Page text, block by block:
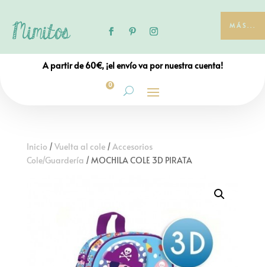
MÁS...
A partir de 60€, ¡el envío va por nuestra cuenta!
0
Inicio /Vuelta al cole/Accesorios
Cole/Guardería / MOCHILA COLE 3D PIRATA